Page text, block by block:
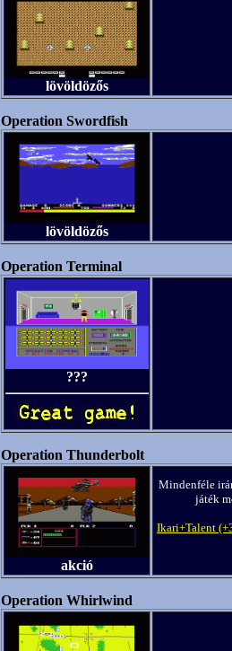
lövöldözős
Operation Swordfish
lövöldözős
Operation Terminal
???
Operation Thunderbolt
akció
Mindenféle
játék
Ikari+Talent
Operation Whirlwind